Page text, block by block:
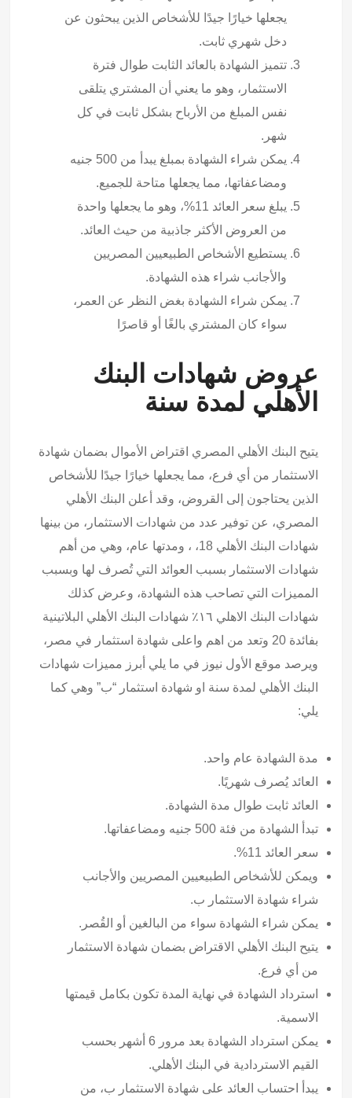
يجعلها خيارًا جيدًا للأشخاص الذين يبحثون عن
دخل شهري ثابت.
تتميز الشهادة بالعائد الثابت طوال فترة
الاستثمار، وهو ما يعني أن المشتري يتلقى
نفس المبلغ من الأرباح بشكل ثابت في كل
شهر.
يمكن شراء الشهادة بمبلغ يبدأ من 500 جنيه
ومضاعفاتها، مما يجعلها متاحة للجميع.
يبلغ سعر العائد 11%، وهو ما يجعلها واحدة
من العروض الأكثر جاذبية من حيث العائد.
يستطيع الأشخاص الطبيعيين المصريين
والأجانب شراء هذه الشهادة.
يمكن شراء الشهادة بغض النظر عن العمر،
سواء كان المشتري بالغًا أو قاصرًا
عروض شهادات البنك
الأهلي لمدة سنة
يتيح البنك الأهلي المصري اقتراض الأموال بضمان شهادة
الاستثمار من أي فرع، مما يجعلها خيارًا جيدًا للأشخاص
الذين يحتاجون إلى القروض، وقد أعلن البنك الأهلي
المصري، عن توفير عدد من شهادات الاستثمار، من بينها
شهادات البنك الأهلي 18، ، ومدتها عام، وهي من أهم
شهادات الاستثمار بسبب العوائد التي تُصرف لها وبسبب
المميزات التي تصاحب هذه الشهادة، وعرض كذلك
شهادات البنك الاهلي ١٦٪ شهادات البنك الأهلي البلاتينية
بفائدة 20 وتعد من اهم واعلى شهادة استثمار في مصر،
ويرصد موقع الأول نيوز في ما يلي أبرز مميزات شهادات
البنك الأهلي لمدة سنة او شهادة استثمار “ب” وهي كما
يلي:
مدة الشهادة عام واحد.
العائد يُصرف شهريًا.
العائد ثابت طوال مدة الشهادة.
تبدأ الشهادة من فئة 500 جنيه ومضاعفاتها.
سعر العائد 11%.
ويمكن للأشخاص الطبيعيين المصريين والأجانب
شراء شهادة الاستثمار ب.
يمكن شراء الشهادة سواء من البالغين أو القُصر.
يتيح البنك الأهلي الاقتراض بضمان شهادة الاستثمار
من أي فرع.
استرداد الشهادة في نهاية المدة تكون بكامل قيمتها
الاسمية.
يمكن استرداد الشهادة بعد مرور 6 أشهر بحسب
القيم الاستردادية في البنك الأهلي.
يبدأ احتساب العائد على شهادة الاستثمار ب، من